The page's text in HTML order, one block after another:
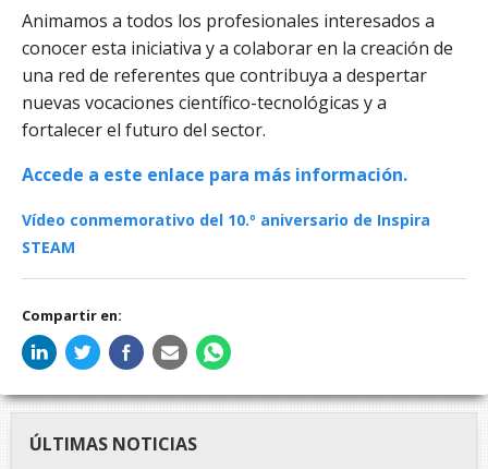
Animamos a todos los profesionales interesados a
conocer esta iniciativa y a colaborar en la creación de
una red de referentes que contribuya a despertar
nuevas vocaciones científico-tecnológicas y a
fortalecer el futuro del sector.
Accede a este enlace para más información.
Vídeo conmemorativo del 10.º aniversario de Inspira
STEAM
Compartir en:
ÚLTIMAS NOTICIAS